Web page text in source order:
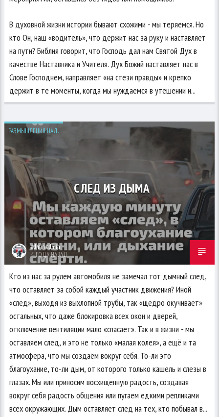
В духовной жизни истории бывают схожими - мы теряемся. Но
кто Он, наш «водитель», что держит нас за руку и наставляет
на пути? Библия говорит, что Господь дал нам Святой Дух в
качестве Наставника и Учителя. Дух Божий наставляет нас в
Слове Господнем, направляет «на стези правды» и крепко
держит в те моменты, когда мы нуждаемся в утешении и...
РАЗМЫШЛЕНИЯ НАД...
СЛЕД ИЗ ДЫМА
admin admin
4 ГОДА НАЗАД
Кто из нас за рулем автомобиля не замечал тот дымный след,
что оставляет за собой каждый участник движения? Иной
«след», выходя из выхлопной трубы, так «щедро окучивает»
остальных, что даже блокировка всех окон и дверей,
отключение вентиляции мало «спасает». Так и в жизни - мы
оставляем след, и это не только «малая колея», а ещё и та
атмосфера, что мы создаём вокруг себя. То-ли это
благоухание, то-ли дым, от которого только кашель и слезы в
глазах. Мы или приносим восхищенную радость, создавая
вокруг себя радость общения или пугаем едкими репликами
всех окружающих. Дым оставляет след на тех, кто побывал в...